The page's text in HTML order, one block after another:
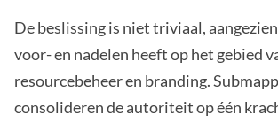
De beslissing is niet triviaal,
voor- en nadelen heeft op het gebied
resourcebeheer en branding.
consolideren de autoriteit op één